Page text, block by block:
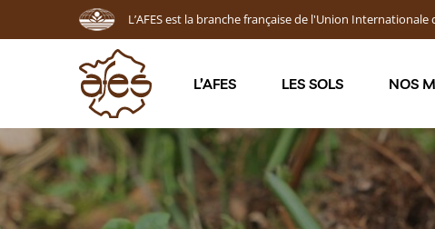
L’AFES est la branche française de l'Union
L’AFES LES SOLS NOS